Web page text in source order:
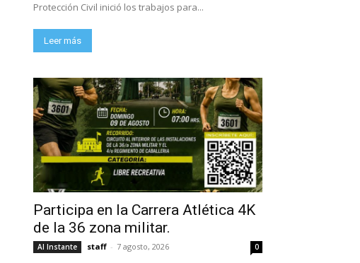
Protección Civil inició los trabajos para...
Leer más
Participa en la Carrera Atlética 4K
de la 36 zona militar.
Al Instante staff - 7 agosto, 2026 0